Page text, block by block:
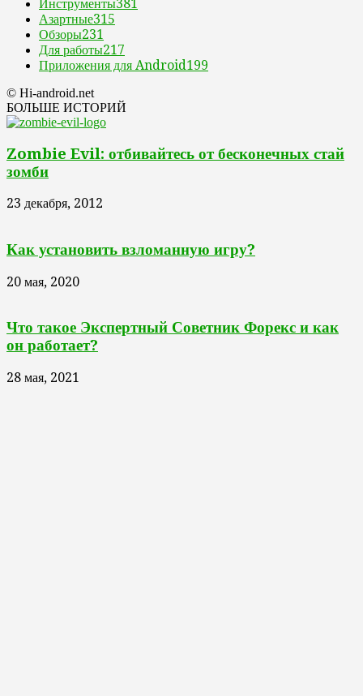
Инструменты381
Азартные315
Обзоры231
Для работы217
Приложения для Android199
© Hi-android.net
БОЛЬШЕ ИСТОРИЙ
Zombie Evil: отбивайтесь от бесконечных стай
зомби
23 декабря, 2012
Как установить взломанную игру?
20 мая, 2020
Что такое Экспертный Советник Форекс и как
он работает?
28 мая, 2021